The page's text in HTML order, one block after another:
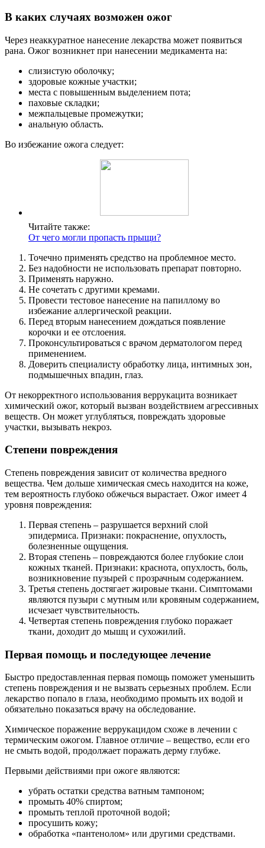
В каких случаях возможен ожог
Через неаккуратное нанесение лекарства может появиться
рана. Ожог возникнет при нанесении медикамента на:
слизистую оболочку;
здоровые кожные участки;
места с повышенным выделением пота;
паховые складки;
межпальцевые промежутки;
анальную область.
Во избежание ожога следует:
Читайте также:
От чего могли пропасть прыщи?
Точечно применять средство на проблемное место.
Без надобности не использовать препарат повторно.
Применять наружно.
Не сочетать с другими кремами.
Провести тестовое нанесение на папиллому во
избежание аллергической реакции.
Перед вторым нанесением дождаться появление
корочки и ее отслоения.
Проконсультироваться с врачом дерматологом перед
применением.
Доверить специалисту обработку лица, интимных зон,
подмышечных впадин, глаз.
От некорректного использования веррукацита возникает
химический ожог, который вызван воздействием агрессивных
веществ. Он может углубляться, повреждать здоровые
участки, вызывать некроз.
Степени повреждения
Степень повреждения зависит от количества вредного
вещества. Чем дольше химическая смесь находится на коже,
тем вероятность глубоко обжечься вырастает. Ожог имеет 4
уровня повреждения:
Первая степень – разрушается верхний слой
эпидермиса. Признаки: покраснение, опухлость,
болезненные ощущения.
Вторая степень – повреждаются более глубокие слои
кожных тканей. Признаки: краснота, опухлость, боль,
возникновение пузырей с прозрачным содержанием.
Третья степень достягает жировые ткани. Симптомами
являются пузыри с мутным или кровяным содержанием,
исчезает чувствительность.
Четвертая степень повреждения глубоко поражает
ткани, доходит до мышц и сухожилий.
Первая помощь и последующее лечение
Быстро предоставленная первая помощь поможет уменьшить
степень повреждения и не вызвать серьезных проблем. Если
лекарство попало в глаза, необходимо промыть их водой и
обязательно показаться врачу на обследование.
Химическое поражение веррукацидом схоже в лечении с
термическим ожогом. Главное отличие – вещество, если его
не смыть водой, продолжает поражать дерму глубже.
Первыми действиями при ожоге являются:
убрать остатки средства ватным тампоном;
промыть 40% спиртом;
промыть теплой проточной водой;
просушить кожу;
обработка «пантенолом» или другими средствами.